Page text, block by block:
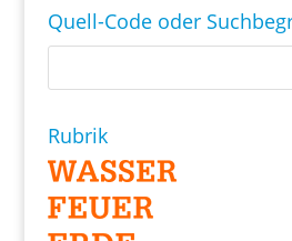
Quell-Code oder
Rubrik